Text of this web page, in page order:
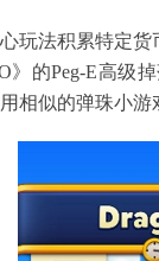
玩法积累特定
》的Peg-E高级
相似的弹珠小游